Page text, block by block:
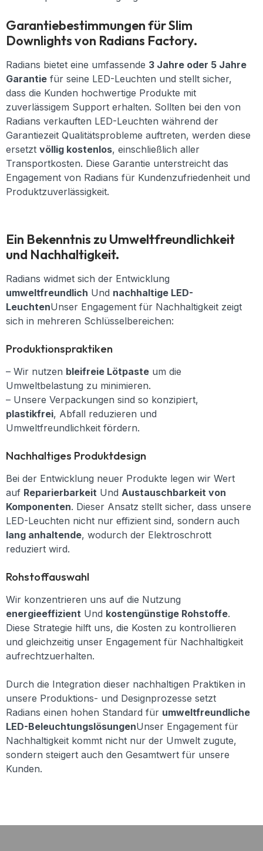
Garantiebestimmungen für Slim
Downlights von Radians Factory.
Radians bietet eine umfassende 3 Jahre oder 5 Jahre
Garantie für seine LED-Leuchten und stellt sicher,
dass die Kunden hochwertige Produkte mit
zuverlässigem Support erhalten. Sollten bei den von
Radians verkauften LED-Leuchten während der
Garantiezeit Qualitätsprobleme auftreten, werden diese
ersetzt völlig kostenlos, einschließlich aller
Transportkosten. Diese Garantie unterstreicht das
Engagement von Radians für Kundenzufriedenheit und
Produktzuverlässigkeit.
Ein Bekenntnis zu Umweltfreundlichkeit
und Nachhaltigkeit.
Radians widmet sich der Entwicklung
umweltfreundlich Und nachhaltige LED-
LeuchtenUnser Engagement für Nachhaltigkeit zeigt
sich in mehreren Schlüsselbereichen:
Produktionspraktiken
– Wir nutzen bleifreie Lötpaste um die
Umweltbelastung zu minimieren.
– Unsere Verpackungen sind so konzipiert,
plastikfrei, Abfall reduzieren und
Umweltfreundlichkeit fördern.
Nachhaltiges Produktdesign
Bei der Entwicklung neuer Produkte legen wir Wert
auf Reparierbarkeit Und Austauschbarkeit von
Komponenten. Dieser Ansatz stellt sicher, dass unsere
LED-Leuchten nicht nur effizient sind, sondern auch
lang anhaltende, wodurch der Elektroschrott
reduziert wird.
Rohstoffauswahl
Wir konzentrieren uns auf die Nutzung
energieeffizient Und kostengünstige Rohstoffe.
Diese Strategie hilft uns, die Kosten zu kontrollieren
und gleichzeitig unser Engagement für Nachhaltigkeit
aufrechtzuerhalten.
Durch die Integration dieser nachhaltigen Praktiken in
unsere Produktions- und Designprozesse setzt
Radians einen hohen Standard für umweltfreundliche
LED-BeleuchtungslösungenUnser Engagement für
Nachhaltigkeit kommt nicht nur der Umwelt zugute,
sondern steigert auch den Gesamtwert für unsere
Kunden.